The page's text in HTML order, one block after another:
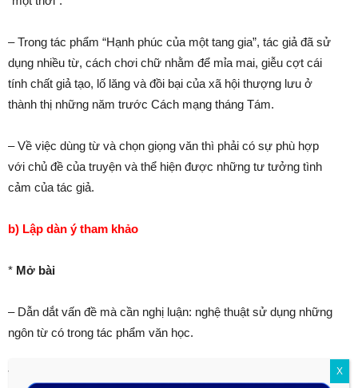
– Trong tác phẩm “Hạnh phúc của một tang gia”, tác giả đã sử
dụng nhiều từ, cách chơi chữ nhằm để mỉa mai, giễu cợt cái
tính chất giả tạo, lố lăng và đồi bại của xã hội thượng lưu ở
thành thị những năm trước Cách mạng tháng Tám.
– Về việc dùng từ và chọn giọng văn thì phải có sự phù hợp
với chủ đề của truyện và thể hiện được những tư tưởng tình
cảm của tác giả.
b) Lập dàn ý tham khảo
* Mở bài
– Dẫn dắt vấn đề mà cần nghị luận: nghệ thuật sử dụng những
ngôn từ có trong tác phẩm văn học.
* X